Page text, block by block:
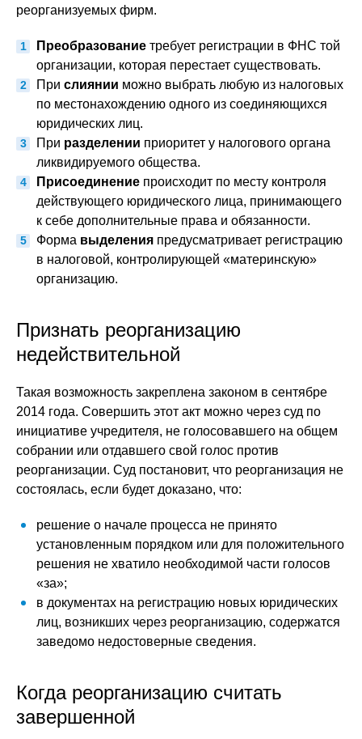
реорганизуемых фирм.
Преобразование требует регистрации в ФНС той
организации, которая перестает существовать.
При слиянии можно выбрать любую из налоговых
по местонахождению одного из соединяющихся
юридических лиц.
При разделении приоритет у налогового органа
ликвидируемого общества.
Присоединение происходит по месту контроля
действующего юридического лица, принимающего
к себе дополнительные права и обязанности.
Форма выделения предусматривает регистрацию
в налоговой, контролирующей «материнскую»
организацию.
Признать реорганизацию
недействительной
Такая возможность закреплена законом в сентябре
2014 года. Совершить этот акт можно через суд по
инициативе учредителя, не голосовавшего на общем
собрании или отдавшего свой голос против
реорганизации. Суд постановит, что реорганизация не
состоялась, если будет доказано, что:
решение о начале процесса не принято
установленным порядком или для положительного
решения не хватило необходимой части голосов
«за»;
в документах на регистрацию новых юридических
лиц, возникших через реорганизацию, содержатся
заведомо недостоверные сведения.
Когда реорганизацию считать
завершенной